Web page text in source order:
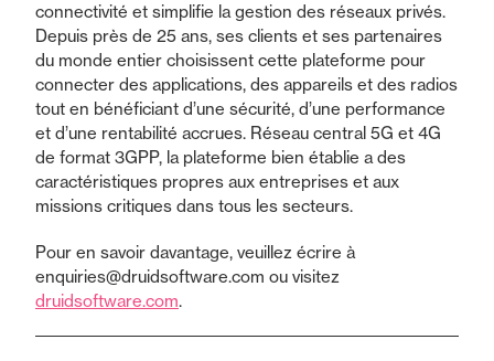
connectivité et simplifie la gestion des réseaux privés.
Depuis près de 25 ans, ses clients et ses partenaires
du monde entier choisissent cette plateforme pour
connecter des applications, des appareils et des radios
tout en bénéficiant d’une sécurité, d’une performance
et d’une rentabilité accrues. Réseau central 5G et 4G
de format 3GPP, la plateforme bien établie a des
caractéristiques propres aux entreprises et aux
missions critiques dans tous les secteurs.
Pour en savoir davantage, veuillez écrire à
enquiries@druidsoftware.com ou visitez
druidsoftware.com.